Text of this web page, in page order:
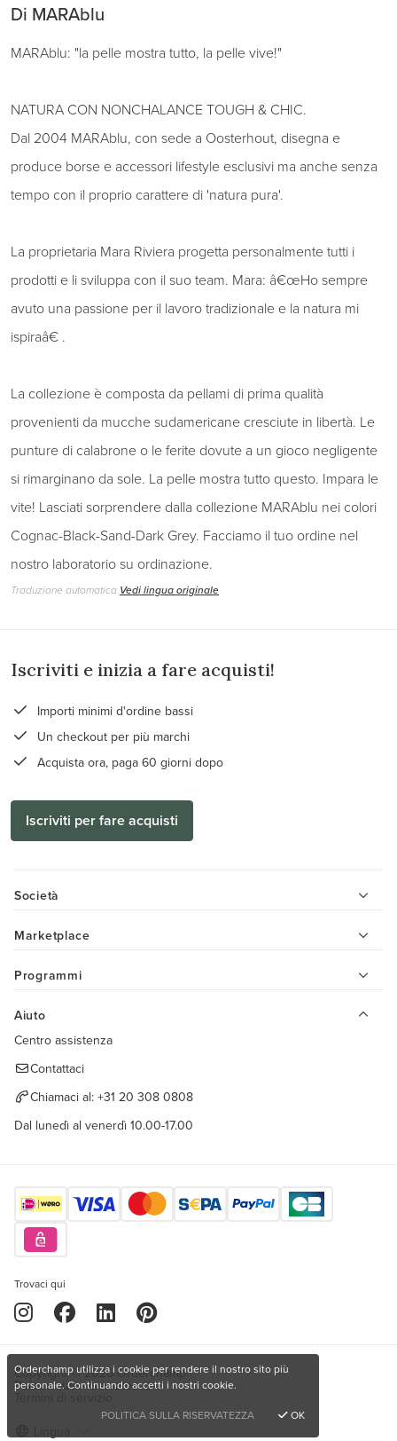
Di MARAblu
MARAblu: "la pelle mostra tutto, la pelle vive!"
NATURA CON NONCHALANCE TOUGH & CHIC.
Dal 2004 MARAblu, con sede a Oosterhout, disegna e
produce borse e accessori lifestyle esclusivi ma anche senza
tempo con il proprio carattere di 'natura pura'.
La proprietaria Mara Riviera progetta personalmente tutti i
prodotti e li sviluppa con il suo team. Mara: â€œHo sempre
avuto una passione per il lavoro tradizionale e la natura mi
ispiraâ€ .
La collezione è composta da pellami di prima qualità
provenienti da mucche sudamericane cresciute in libertà. Le
punture di calabrone o le ferite dovute a un gioco negligente
si rimarginano da sole. La pelle mostra tutto questo. Impara le
vite! Lasciati sorprendere dalla collezione MARAblu nei colori
Cognac-Black-Sand-Dark Grey. Facciamo il tuo ordine nel
nostro laboratorio su ordinazione.
Traduzione automatica Vedi lingua originale
Iscriviti e inizia a fare acquisti!
Importi minimi d'ordine bassi
Un checkout per più marchi
Acquista ora, paga 60 giorni dopo
Iscriviti per fare acquisti
Società
Marketplace
Programmi
Aiuto
Centro assistenza
Contattaci
Chiamaci al: +31 20 308 0808
Dal lunedì al venerdì 10.00-17.00
Trovaci qui
Copyright © 2026 Orderchamp
Politica sulla riservatezza
Orderchamp utilizza i cookie per rendere il nostro sito più
personale. Continuando accetti i nostri cookie.
POLITICA SULLA RISERVATEZZA
OK